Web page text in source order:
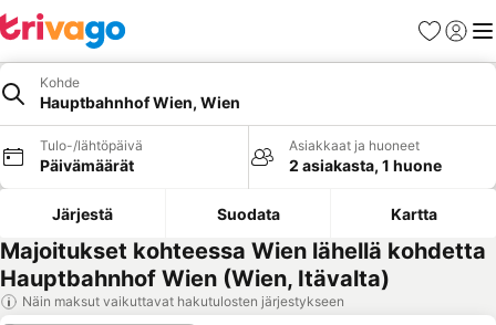
Suosikit
Kohde
Hauptbahnhof Wien, Wien
Tulo-/lähtöpäivä
Päivämäärät
Asiakkaat ja huoneet
2 asiakasta, 1 huone
Järjestä Suodata Kartta
Majoitukset kohteessa Wien lähellä kohdetta
Hauptbahnhof Wien (Wien, Itävalta)
Näin maksut vaikuttavat hakutulosten järjestykseen